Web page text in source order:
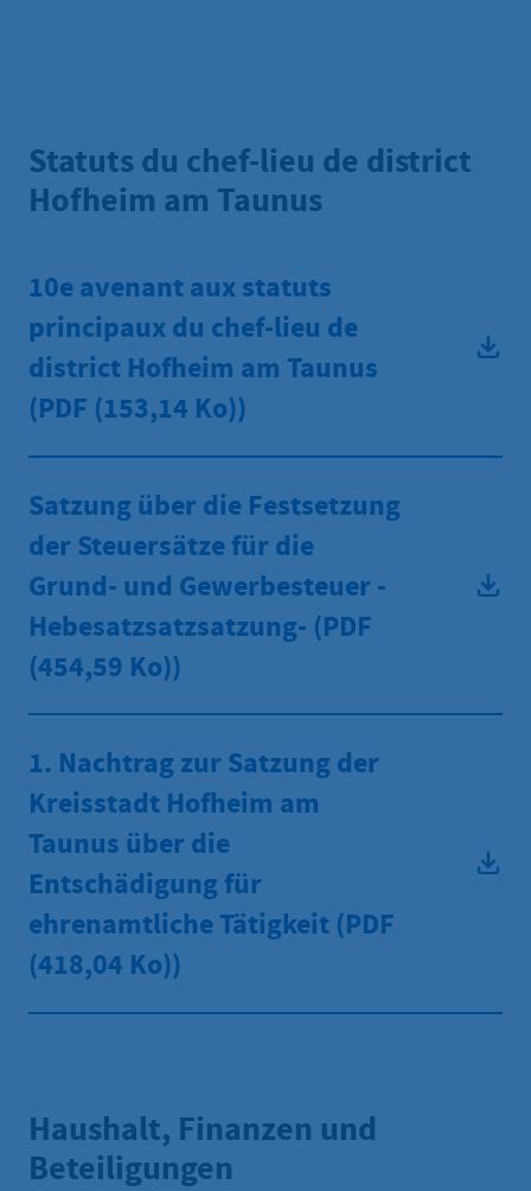
Statuts du chef-lieu de district
Hofheim am Taunus
10e avenant aux statuts
principaux du chef-lieu de
district Hofheim am Taunus
(PDF (153,14 Ko))
Satzung über die Festsetzung
der Steuersätze für die
Grund- und Gewerbesteuer -
Hebesatzsatzsatzung- (PDF
(454,59 Ko))
1. Nachtrag zur Satzung der
Kreisstadt Hofheim am
Taunus über die
Entschädigung für
ehrenamtliche Tätigkeit (PDF
(418,04 Ko))
Haushalt, Finanzen und
Beteiligungen